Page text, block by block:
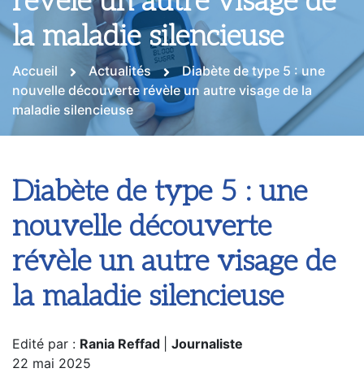
la maladie silencieuse
Accueil Actualités
Diabète de type 5 : une
nouvelle découverte révèle un autre visage de la
maladie silencieuse
Diabète de type 5 : une
nouvelle découverte
révèle un autre visage de
la maladie silencieuse
Edité par : Rania Reffad
Journaliste
22 mai 2025